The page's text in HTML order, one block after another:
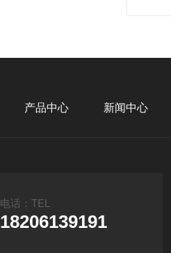
产品中心 新闻中心
电话：TEL
18206139191